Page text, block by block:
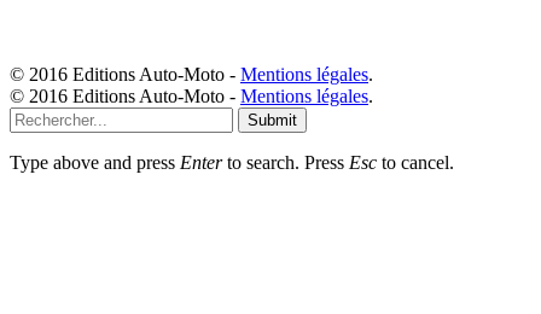
© 2016 Editions Auto-Moto - Mentions légales.
© 2016 Editions Auto-Moto - Mentions légales.
Submit
Type above and press Enterto search. Press Esc to cancel.